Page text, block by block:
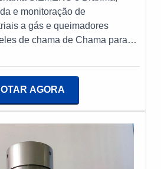
e monitoração de
a gás e queimadores
de chama de Chama para
são utilizados para partida
com a capacidade e regime
Todos os programadores
atendem às normas
grau de proteção IP54.
AGORA